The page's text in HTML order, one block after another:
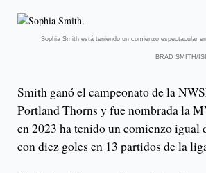
Sophia Smith está teniendo un comienzo espectacular
BRAD SMITH/
Smith ganó el campeonato de la
Portland Thorns y fue nombrada la
en 2023 ha tenido un comienzo igual
con diez goles en 13 partidos de la